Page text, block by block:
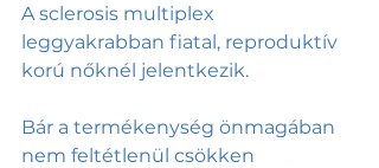
A sclerosis multiplex
leggyakrabban fiatal, reproduktív
korú nőknél jelentkezik.
Bár a termékenység önmagában
nem feltétlenül csökken